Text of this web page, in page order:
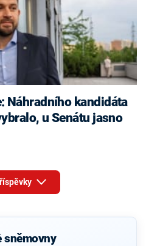
Náhradního kandidáta
u Senátu jasno
sněmovny